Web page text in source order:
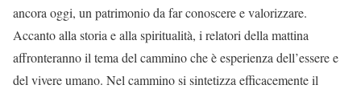
ancora oggi, un patrimonio da far conoscere e valorizzare.
Accanto alla storia e alla spiritualità, i relatori della mattina
affronteranno il tema del cammino che è esperienza dell’essere e
del vivere umano. Nel cammino si sintetizza efficacemente il